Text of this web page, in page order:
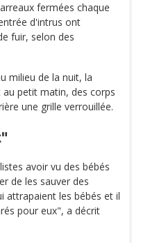
fermées chaque
d'intrus ont
fuir, selon des
milieu de la nuit, la
petit matin, des corps
une grille verrouillée.
avoir vu des bébés
de les sauver des
attrapaient les bébés et il
pour eux", a décrit